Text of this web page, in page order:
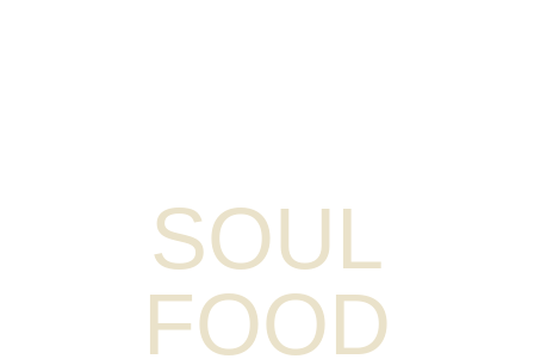
SOUL
FOOD